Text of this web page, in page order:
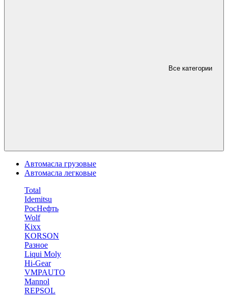
Все категории
Автомасла грузовые
Автомасла легковые
Total
Idemitsu
РосНефть
Wolf
Kixx
KORSON
Разное
Liqui Moly
Hi-Gear
VMPAUTO
Mannol
REPSOL